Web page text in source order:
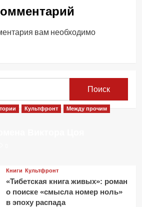
вам необходимо
Культфронт
Между прочим
Книги Культфронт
«Тибетская книга живых»: роман
о поиске «смысла номер ноль»
в эпоху распада